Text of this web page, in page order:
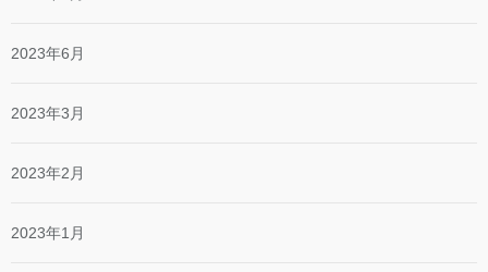
2023年6月
2023年3月
2023年2月
2023年1月